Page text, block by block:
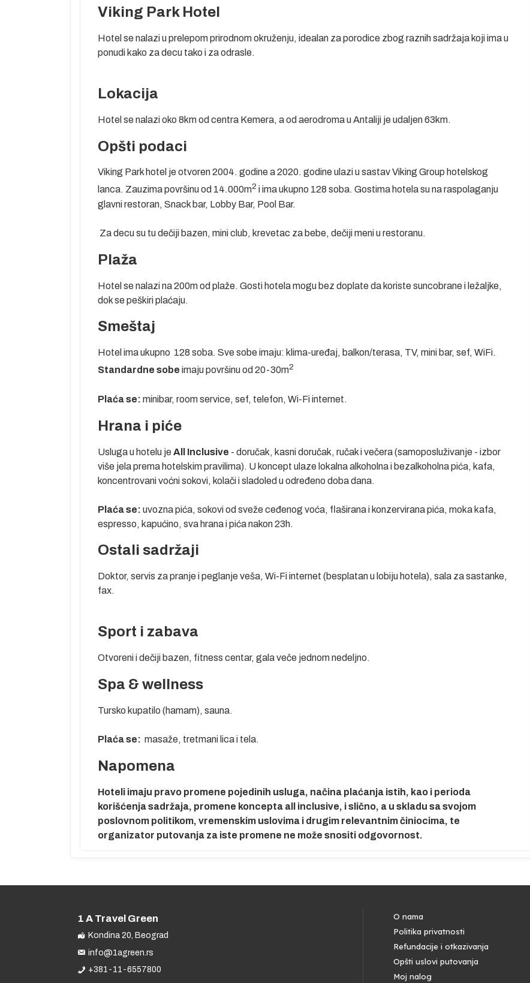
Viking Park Hotel
Hotel se nalazi u prelepom prirodnom okruženju, idealan za porodice zbog raznih sadržaja koji ima u
ponudi kako za decu tako i za odrasle.
Lokacija
Hotel se nalazi oko 8km od centra Kemera, a od aerodroma u Antaliji je udaljen 63km.
Opšti podaci
Viking Park hotel je otvoren 2004. godine a 2020. godine ulazi u sastav Viking Group hotelskog
lanca. Zauzima površinu od 14.000m2 i ima ukupno 128 soba. Gostima hotela su na raspolaganju
glavni restoran, Snack bar, Lobby Bar, Pool Bar.
Za decu su tu dečiji bazen, mini club, krevetac za bebe, dečiji meni u restoranu.
Plaža
Hotel se nalazi na 200m od plaže. Gosti hotela mogu bez doplate da koriste suncobrane i ležaljke,
dok se peškiri plaćaju.
Smeštaj
Hotel ima ukupno 128 soba. Sve sobe imaju: klima-uređaj, balkon/terasa, TV, mini bar, sef, WiFi.
Standardne sobe imaju površinu od 20-30m2
Plaća se: minibar, room service, sef, telefon, Wi-Fi internet.
Hrana i piće
Usluga u hotelu jeAll Inclusive - doručak, kasni doručak, ručak i večera (samoposluživanje - izbor
više jela prema hotelskim pravilima). U koncept ulaze lokalna alkoholna i bezalkoholna pića, kafa,
koncentrovani voćni sokovi, kolači i sladoled u određeno doba dana.
Plaća se: uvozna pića, sokovi od sveže ceđenog voća, flaširana i konzervirana pića, moka kafa,
espresso, kapućino, sva hrana i pića nakon 23h.
Ostali sadržaji
Doktor, servis za pranje i peglanje veša, Wi-Fi internet (besplatan u lobiju hotela), sala za sastanke,
fax.
Sport i zabava
Otvoreni i dečiji bazen, fitness centar, gala veče jednom nedeljno.
Spa & wellness
Tursko kupatilo (hamam), sauna.
Plaća se: masaže, tretmani lica i tela.
Napomena
Hoteli imaju pravo promene pojedinih usluga, načina plaćanja istih, kao i perioda
korišćenja sadržaja, promene koncepta all inclusive, i slično, a u skladu sa svojom
poslovnom politikom, vremenskim uslovima i drugim relevantnim činiocima, te
organizator putovanja za iste promene ne može snositi odgovornost.
1 A Travel Green
Kondina 20, Beograd
info@1agreen.rs
+381-11-6557800
O nama
Politika privatnosti
Refundacije i otkazivanja
Opšti uslovi putovanja
Moj nalog